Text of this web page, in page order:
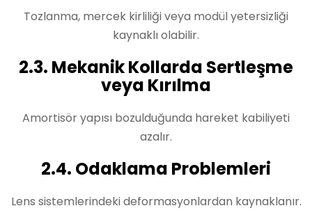
Tozlanma, mercek kirliliği veya modül yetersizliği
kaynaklı olabilir.
2.3. Mekanik Kollarda Sertleşme
veya Kırılma
Amortisör yapısı bozulduğunda hareket kabiliyeti
azalır.
2.4. Odaklama Problemleri
Lens sistemlerindeki deformasyonlardan kaynaklanır.